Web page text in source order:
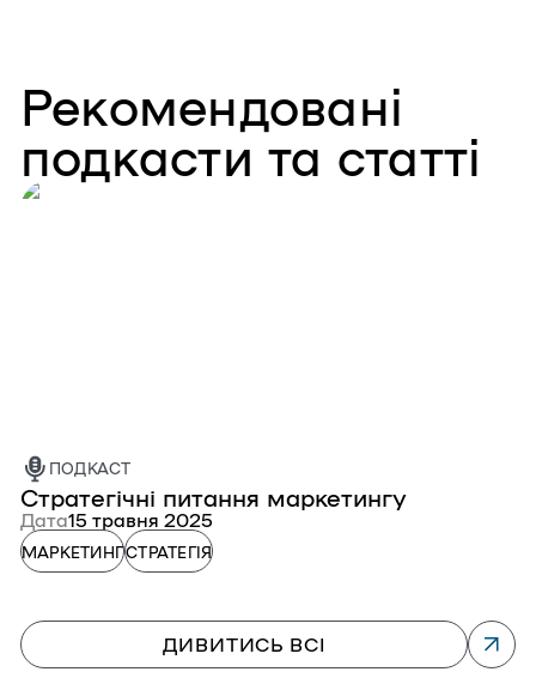
Рекомендовані
подкасти та статті
ПОДКАСТ
Стратегічні питання маркетингу
Дата15 травня 2025
МАРКЕТИНГСТРАТЕГІЯ
ДИВИТИСЬ ВСІ